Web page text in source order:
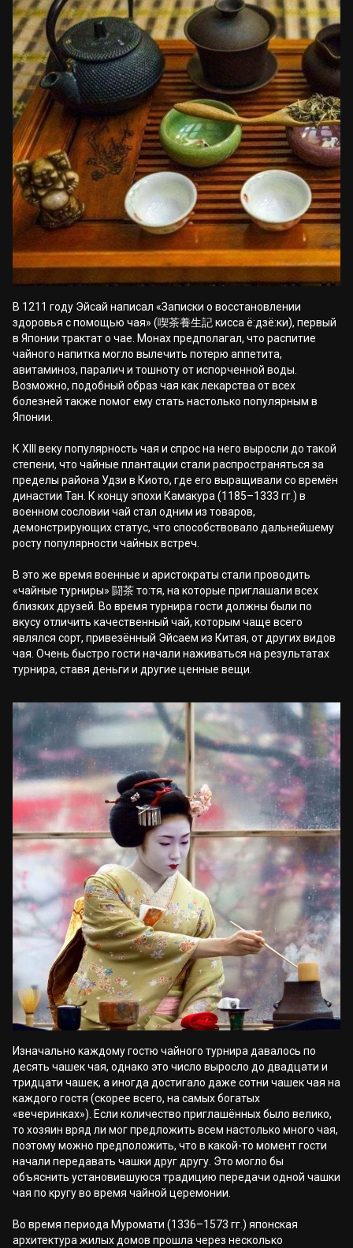
В 1211 году Эйсай написал «Записки о восстановлении
здоровья с помощью чая» (喫茶養生記 кисса ё:дзё:ки), первый
в Японии трактат о чае. Монах предполагал, что распитие
чайного напитка могло вылечить потерю аппетита,
авитаминоз, паралич и тошноту от испорченной воды.
Возможно, подобный образ чая как лекарства от всех
болезней также помог ему стать настолько популярным в
Японии.
К XIII веку популярность чая и спрос на него выросли до такой
степени, что чайные плантации стали распространяться за
пределы района Удзи в Киото, где его выращивали со времён
династии Тан. К концу эпохи Камакура (1185–1333 гг.) в
военном сословии чай стал одним из товаров,
демонстрирующих статус, что способствовало дальнейшему
росту популярности чайных встреч.
В это же время военные и аристократы стали проводить
«чайные турниры» 闘茶 то:тя, на которые приглашали всех
близких друзей. Во время турнира гости должны были по
вкусу отличить качественный чай, которым чаще всего
являлся сорт, привезённый Эйсаем из Китая, от других видов
чая. Очень быстро гости начали наживаться на результатах
турнира, ставя деньги и другие ценные вещи.
Изначально каждому гостю чайного турнира давалось по
десять чашек чая, однако это число выросло до двадцати и
тридцати чашек, а иногда достигало даже сотни чашек чая на
каждого гостя (скорее всего, на самых богатых
«вечеринках»). Если количество приглашённых было велико,
то хозяин вряд ли мог предложить всем настолько много чая,
поэтому можно предположить, что в какой-то момент гости
начали передавать чашки друг другу. Это могло бы
объяснить установившуюся традицию передачи одной чашки
чая по кругу во время чайной церемонии.
Во время периода Муромати (1336–1573 гг.) японская
архитектура жилых домов прошла через несколько